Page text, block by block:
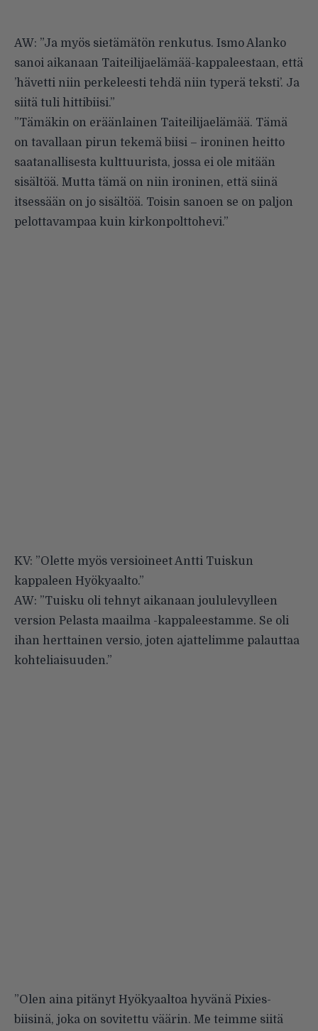
AW: ”Ja myös sietämätön renkutus. Ismo Alanko
sanoi aikanaan Taiteilijaelämää-kappaleestaan, että
’hävetti niin perkeleesti tehdä niin typerä teksti’. Ja
siitä tuli hittibiisi.”
”Tämäkin on eräänlainen Taiteilijaelämää. Tämä
on tavallaan pirun tekemä biisi – ironinen heitto
saatanallisesta kulttuurista, jossa ei ole mitään
sisältöä. Mutta tämä on niin ironinen, että siinä
itsessään on jo sisältöä. Toisin sanoen se on paljon
pelottavampaa kuin kirkonpolttohevi.”
KV: ”Olette myös versioineet Antti Tuiskun
kappaleen Hyökyaalto.”
AW: ”Tuisku oli tehnyt aikanaan joululevylleen
version Pelasta maailma -kappaleestamme. Se oli
ihan herttainen versio, joten ajattelimme palauttaa
kohteliaisuuden.”
”Olen aina pitänyt Hyökyaaltoa hyvänä Pixies-
biisinä, joka on sovitettu väärin. Me teimme siitä